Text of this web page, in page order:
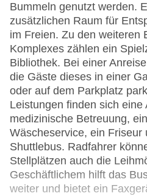
Bummeln genutzt werden.
zusätzlichen Raum für
im Freien. Zu den weiteren
Komplexes zählen ein
Bibliothek. Bei einer
die Gäste dieses in einer
oder auf dem Parkplatz
Leistungen finden sich eine
medizinische Betreuung,
Wäscheservice, ein Friseur
Shuttlebus. Radfahrer
Stellplätzen auch die
Geschäftlichem hilft das
weiter und bietet ein